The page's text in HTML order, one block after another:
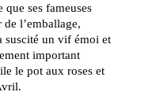
ses fameuses
l’emballage,
suscité un vif émoi et
important
le pot aux roses et